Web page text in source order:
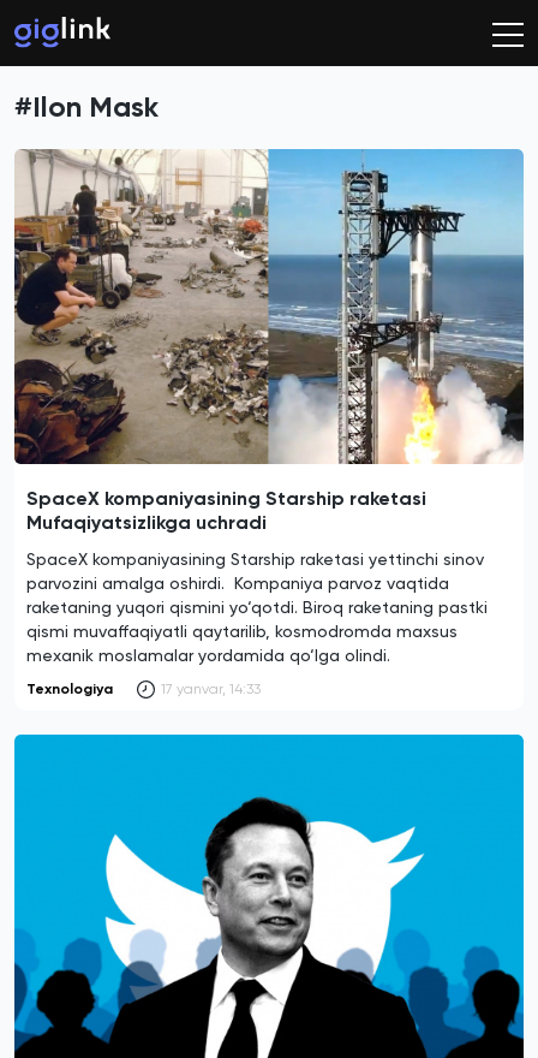
#Ilon Mask
SpaceX kompaniyasining Starship raketasi
Mufaqiyatsizlikga uchradi
SpaceX kompaniyasining Starship raketasi yettinchi sinov
parvozini amalga oshirdi. Kompaniya parvoz vaqtida
raketaning yuqori qismini yo‘qotdi. Biroq raketaning pastki
qismi muvaffaqiyatli qaytarilib, kosmodromda maxsus
mexanik moslamalar yordamida qo‘lga olindi.
Texnologiya 17 yanvar, 14:33